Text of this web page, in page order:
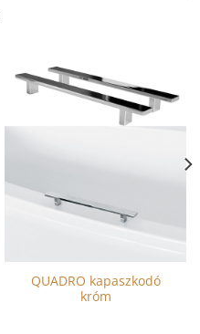
QUADRO kapaszkodó
króm